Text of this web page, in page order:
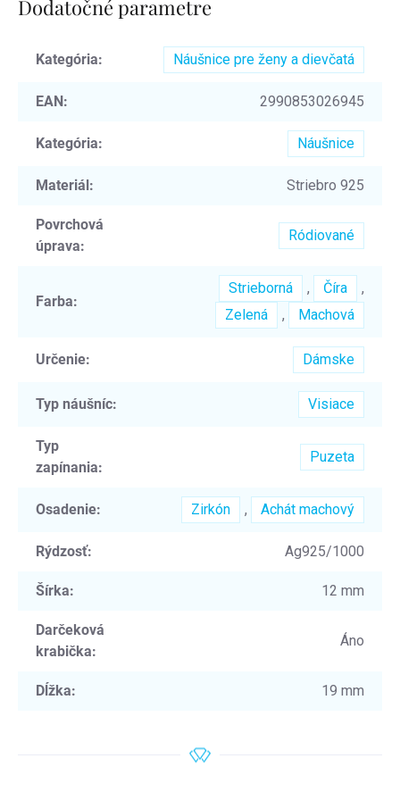
Dodatočné parametre
Kategória: Náušnice pre ženy a dievčatá
EAN: 2990853026945
Kategória: Náušnice
Materiál: Striebro 925
Povrchová
úprava:
Ródiované
Farba:
Strieborná , Číra
,
Zelená
, Machová
Určenie: Dámske
Typ náušníc: Visiace
Typ
zapínania:
Puzeta
Osadenie: Zirkón , Achát machový
Rýdzosť: Ag925/1000
Šírka: 12 mm
Darčeková
krabička:
Áno
Dĺžka: 19 mm